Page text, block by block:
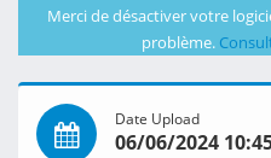
Merci de désactiver votre
problème.
Date Upload
06/06/2024